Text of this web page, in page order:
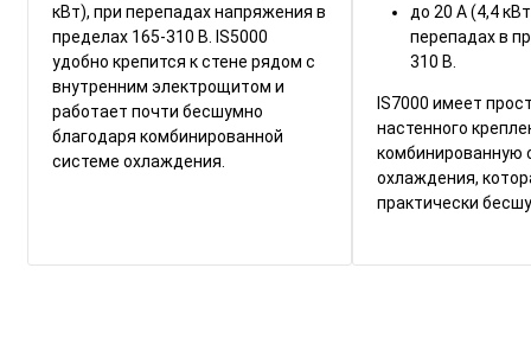
кВт), при перепадах напряжения в
пределах 165-310 В. IS5000
удобно крепится к стене рядом с
внутренним электрощитом и
работает почти бесшумно
благодаря комбинированной
системе охлаждения.
до 20 А (4,4
перепадах в
310 В.
IS7000 имеет
настенного
комбинированную
охлаждения,
практически